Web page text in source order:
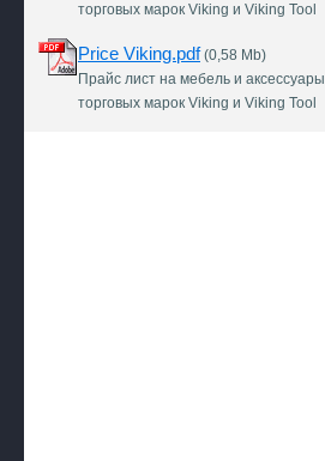
торговых марок Viking и Viking Tool
Price Viking.pdf(0,58 Mb)
Прайс лист на мебель и аксессуары
торговых марок Viking и Viking Tool